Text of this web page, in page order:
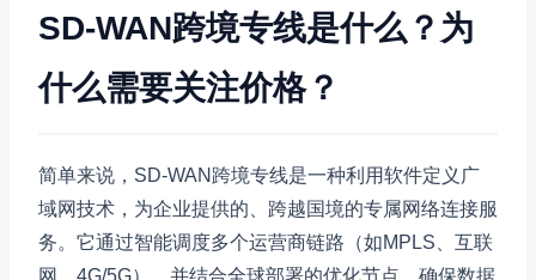
SD-WAN跨境专线是什么？为
什么需要关注价格？
简单来说，SD-WAN跨境专线是一种利用软件定义广
域网技术，为企业提供的、跨越国境的专属网络连接服
务。它通过智能调度多个运营商链路（如MPLS、互联
网、4G/5G），并结合全球部署的优化节点，确保数据